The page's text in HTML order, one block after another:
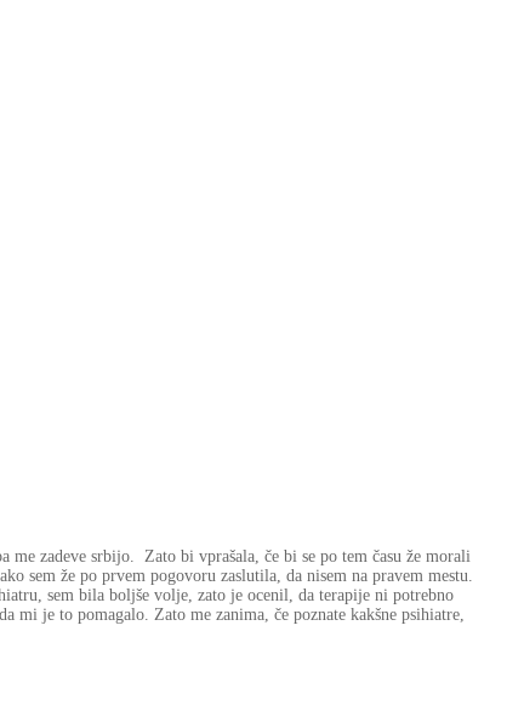
zadeve srbijo. Zato bi vprašala, če bi se po tem času že morali
sem že po prvem pogovoru zaslutila, da nisem na pravem mestu.
sem bila boljše volje, zato je ocenil, da terapije ni potrebno
mi je to pomagalo. Zato me zanima, če poznate kakšne psihiatre,